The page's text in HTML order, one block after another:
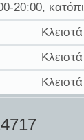
20:00,
Κλειστά
Κλειστά
Κλειστά